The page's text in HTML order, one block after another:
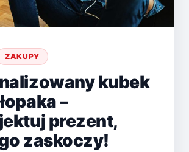
ZAKUPY
kubek
–
prezent,
zaskoczy!